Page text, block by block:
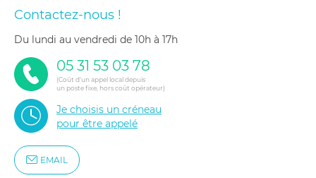
Contactez-nous !
du lundi au vendredi de 10h à 17h
05 31 53 03 78
(Coût d'un appel local depuis
un poste fixe, hors coût opérateur)
Je choisis un créneau
pour être appelé
EMAIL